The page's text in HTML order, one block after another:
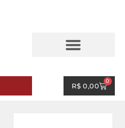
R$0,00
0